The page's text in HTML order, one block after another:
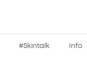
#Skintalk Info